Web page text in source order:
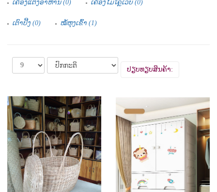
ເຄື່ອງແຕ່ງອາຫານ (0) ເຄື່ອງໄມໂຄຼເວບ (0)
ເຕົາປີ້ງ (0) ໝໍ້ຫຸງເຂົ້າ (1)
ປຽບທຽບສິນຄ້າ: